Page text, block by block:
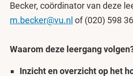
Becker, coördinator van deze
m.becker@vu.nl of (020) 598
Waarom deze leergang
Inzicht en overzicht op het